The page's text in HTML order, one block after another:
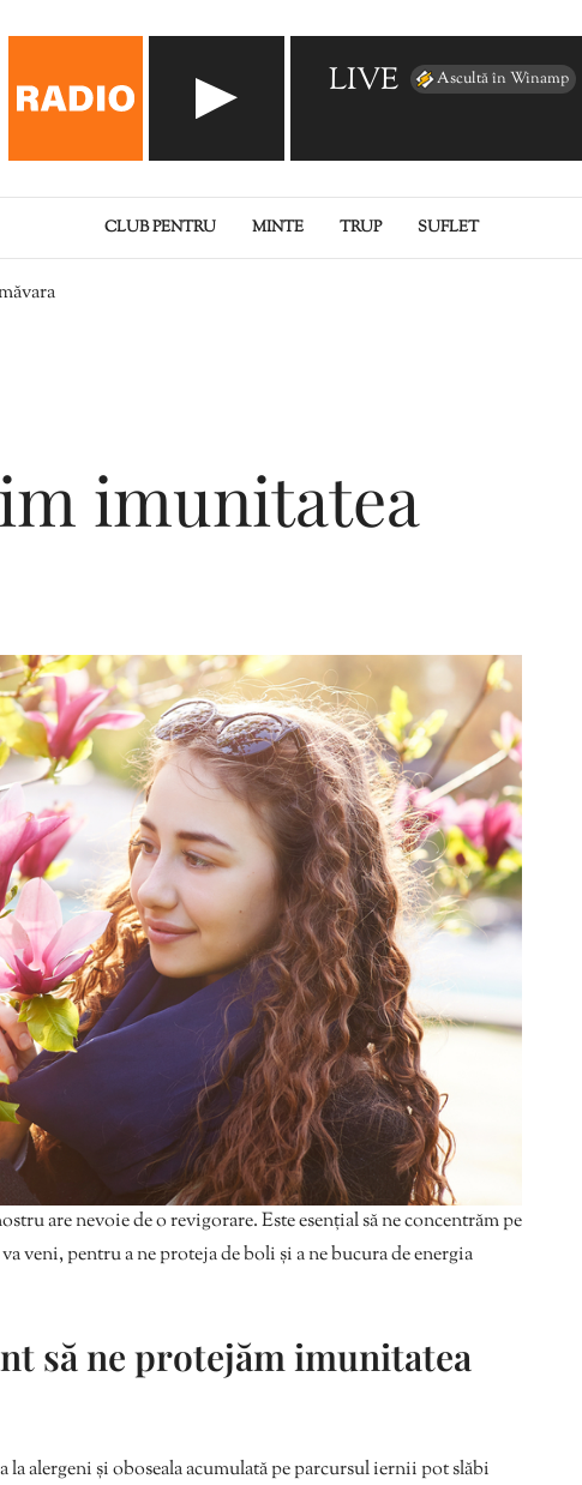
LIVE Ascultă în Winamp
CLUB PENTRU MINTE TRUP SUFLET
imunitatea
are nevoie de o revigorare. Este esențial să ne concentrăm pe
veni, pentru a ne proteja de boli și a ne bucura de energia
să ne protejăm imunitatea
alergeni și oboseala acumulată pe parcursul iernii pot slăbi
Editorial Mihai
Morar: CUM L-AM
SALVAT PE FĂT-
FRUMOS